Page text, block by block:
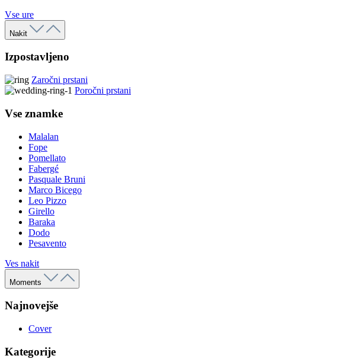
Vse ure
Nakit
Izpostavljeno
Zaročni prstani
Poročni prstani
Vse znamke
Malalan
Fope
Pomellato
Fabergé
Pasquale Bruni
Marco Bicego
Leo Pizzo
Girello
Baraka
Dodo
Pesavento
Ves nakit
Moments
Najnovejše
Cover
Kategorije